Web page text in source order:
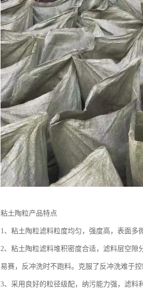
粘土陶粒产品特点
1、粘土陶粒滤料粒度均匀，强度高，表面多
2、粘土陶粒滤料堆积密度合适，滤料层空
易赛，反冲洗时不跑料。克服了反冲洗难于控
3、采用良好的粒径级配，纳污能力强，滤料